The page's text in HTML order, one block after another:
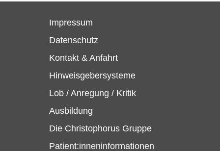
Impressum
Datenschutz
Kontakt & Anfahrt
Hinweisgebersysteme
Lob / Anregung / Kritik
Ausbildung
Die Christophorus Gruppe
Patient:inneninformationen